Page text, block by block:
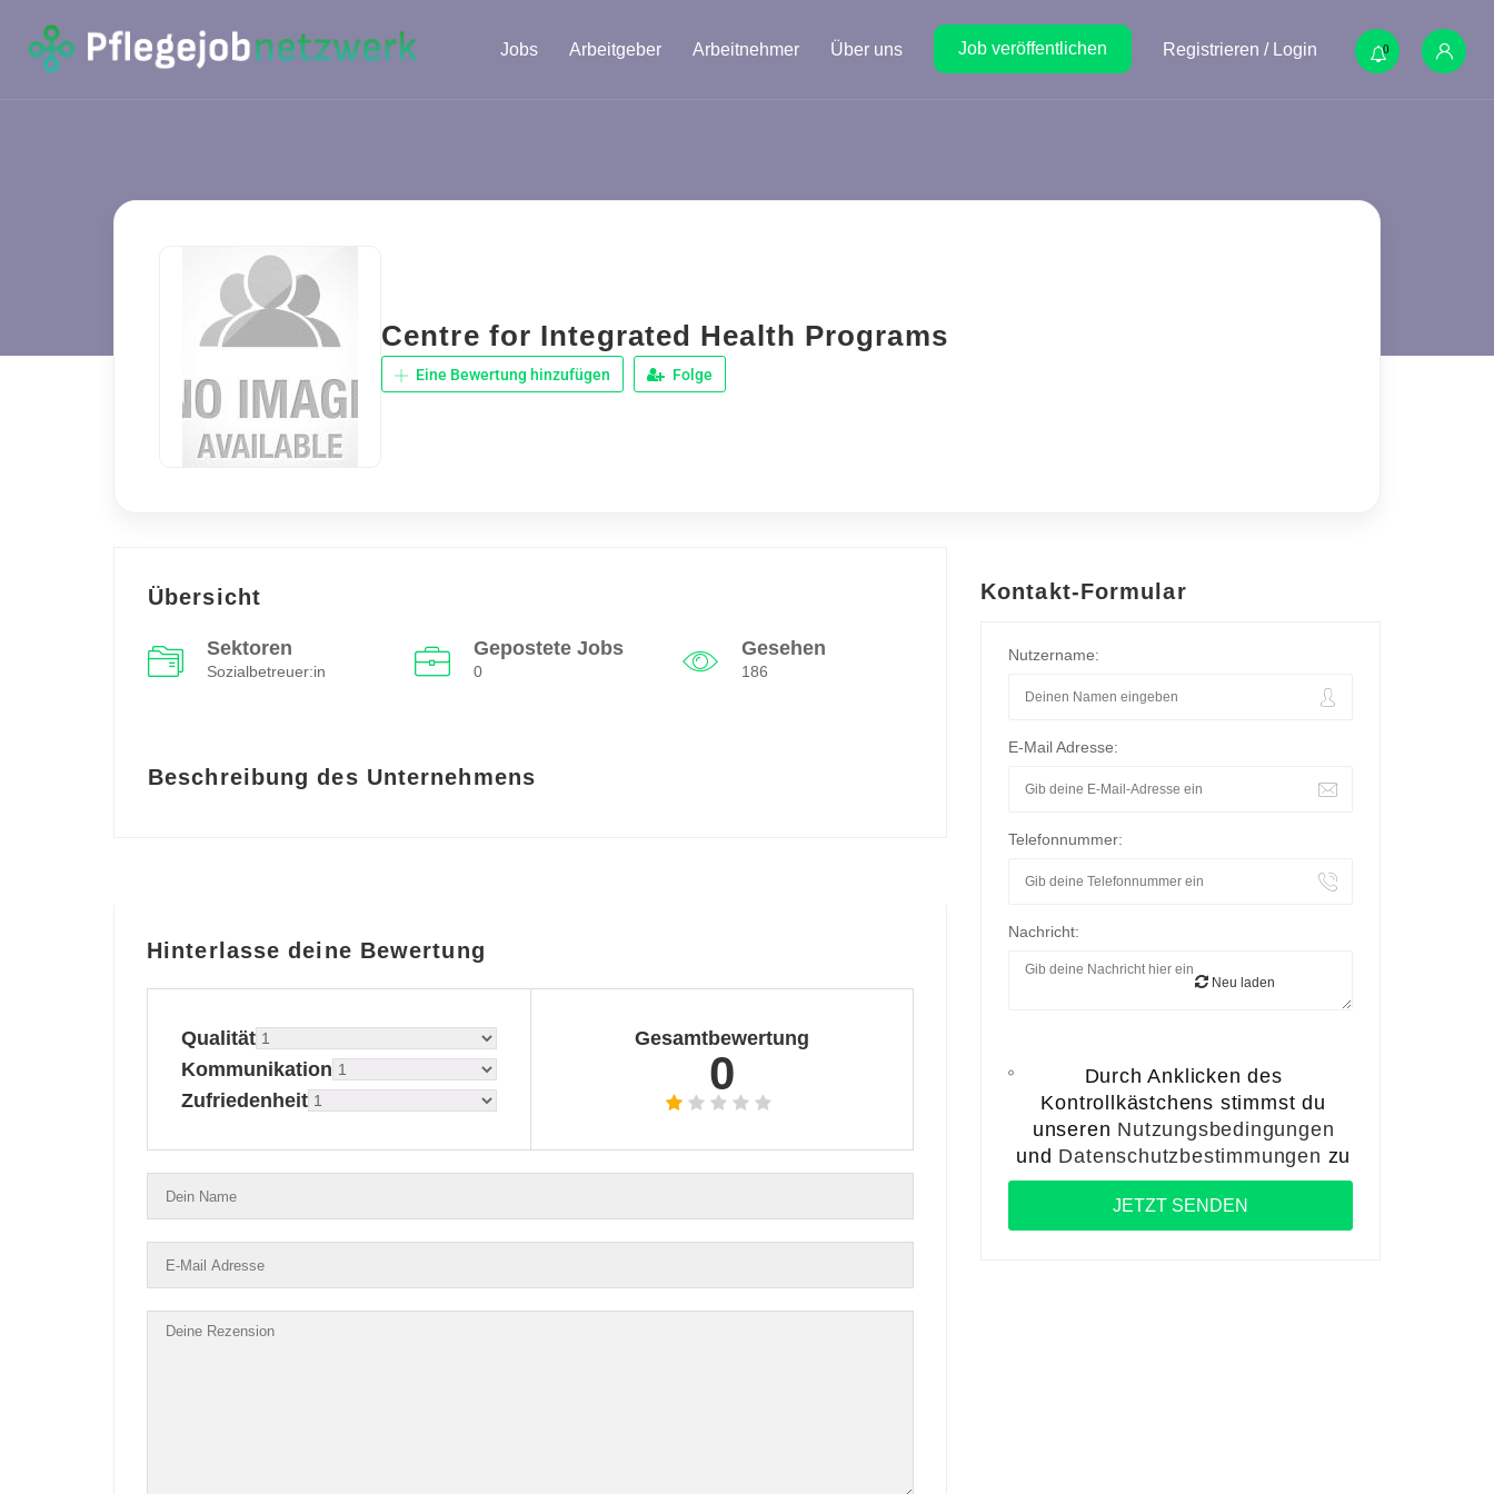
Jobs Arbeitgeber Arbeitnehmer Über uns Job veröffentlichen Registrieren / Login 0
Centre for Integrated Health Programs
Eine Bewertung hinzufügen Folge
Übersicht
Sektoren
Sozialbetreuer:in
Gepostete Jobs
0
Gesehen
186
Beschreibung des Unternehmens
Hinterlasse deine Bewertung
Qualität
Kommunikation
Zufriedenheit
Gesamtbewertung
0
Kontakt-Formular
Nutzername:
E-Mail Adresse:
Telefonnummer:
Nachricht:
Neu laden
Durch Anklicken des
Kontrollkästchens stimmst du
unseren Nutzungsbedingungen
und Datenschutzbestimmungen zu